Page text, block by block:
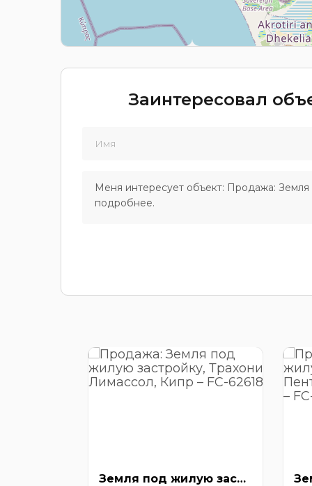
Заинтересовал
Земля под жилую застройку, Трахони, Лимассол, Кипр – FC-62618